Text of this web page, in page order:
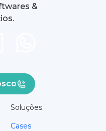
&
Soluções.
Cases